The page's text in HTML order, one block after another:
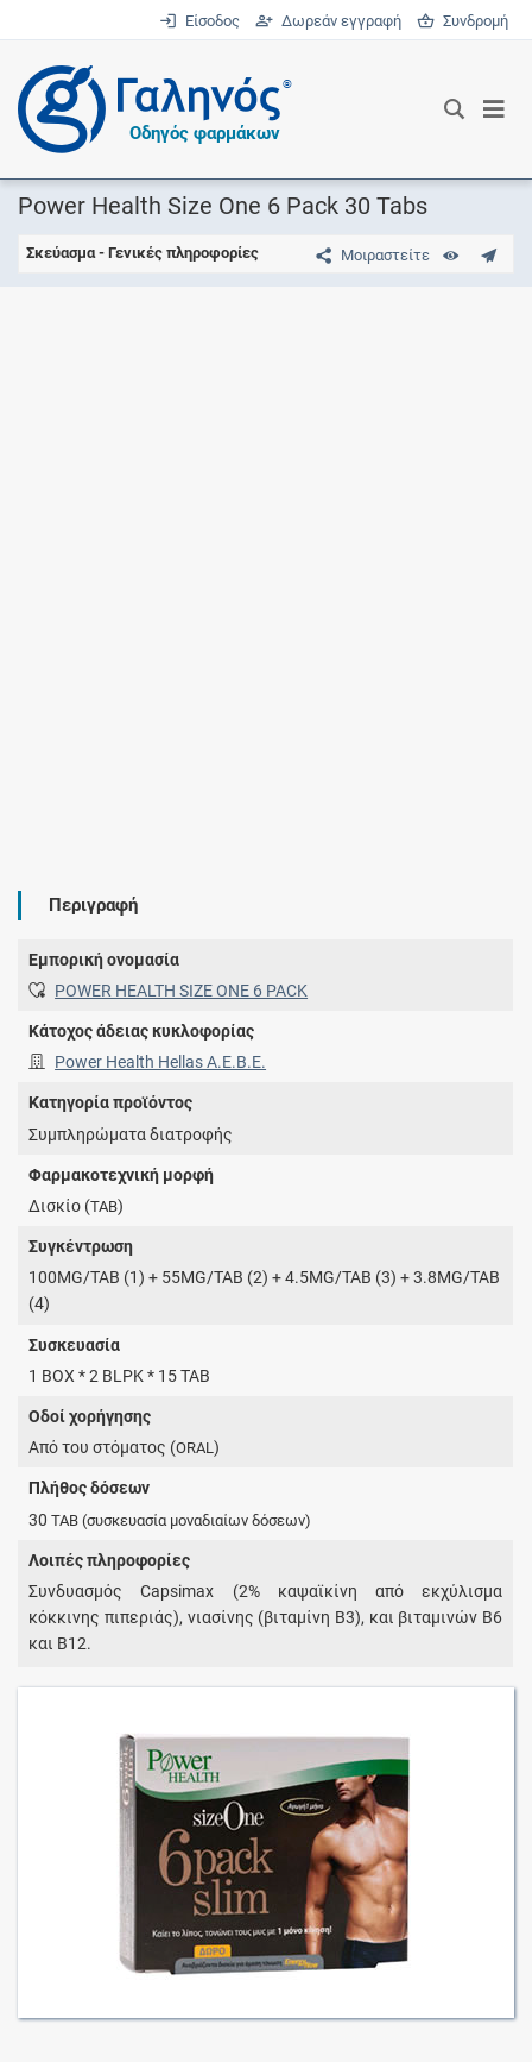
Είσοδος Δωρεάν εγγραφή Συνδρομή
®
Οδηγός φαρμάκων
Power Health Size One 6 Pack 30 Tabs
Μοιραστείτε
Σκεύασμα - Γενικές πληροφορίες
Περιγραφή
Εμπορική ονομασία
POWER HEALTH SIZE ONE 6 PACK
Κάτοχος άδειας κυκλοφορίας
Power Health Hellas Α.Ε.Β.Ε.
Κατηγορία προϊόντος
Συμπληρώματα διατροφής
Φαρμακοτεχνική μορφή
Δισκίο (TAB)
Συγκέντρωση
100MG/TAB (1) + 55MG/TAB (2) + 4.5MG/TAB (3) + 3.8MG/TAB
(4)
Συσκευασία
1 BOX * 2 BLPK * 15 TAB
Οδοί χορήγησης
Από του στόματος (ORAL)
Πλήθος δόσεων
30TAB (συσκευασία μοναδιαίων δόσεων)
Λοιπές πληροφορίες
Συνδυασμός Capsimax (2% καψαϊκίνη από εκχύλισμα
κόκκινης πιπεριάς), νιασίνης (βιταμίνη Β3), και βιταμινών Β6
και Β12.